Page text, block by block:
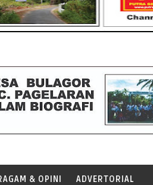
& OPINI ADVERTORIAL